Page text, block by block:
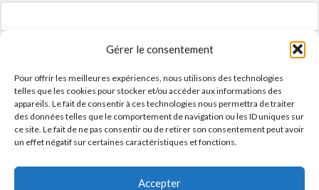
Gérer le consentement
Pour offrir les meilleures expériences, nous utilisons des technologies
telles que les cookies pour stocker et/ou accéder aux informations des
appareils. Le fait de consentir à ces technologies nous permettra de traiter
des données telles que le comportement de navigation ou les ID uniques sur
ce site. Le fait de ne pas consentir ou de retirer son consentement peut avoir
un effet négatif sur certaines caractéristiques et fonctions.
Accepter